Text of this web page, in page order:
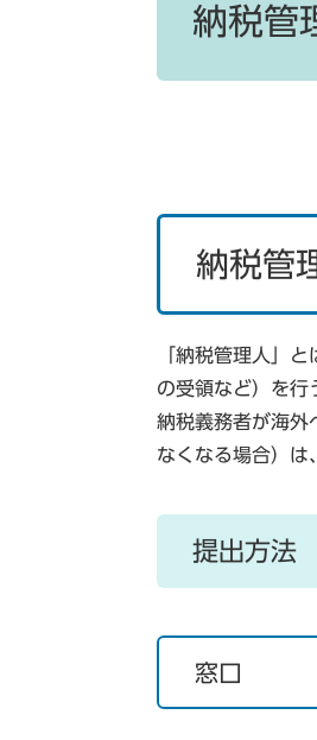
納税管
納税管
「納税管理人」
の受領など）を行
納税義務者が海外
なくなる場合）は
提出方法
窓口